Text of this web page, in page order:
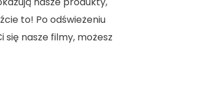
to! Po odświeżeniu
się nasze filmy, możesz